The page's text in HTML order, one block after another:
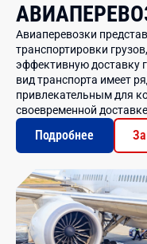
Авиаперевозки
транспортировки
эффективную доставку
вид транспорта имеет
привлекательным для
своевременной
Подробнее